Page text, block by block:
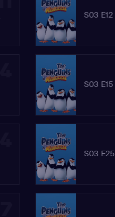
S03 E12
S03 E15
S03 E25